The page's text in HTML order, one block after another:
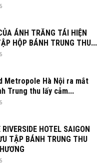
ÁNH TRĂNG TÁI HIỆN
HỘP BÁNH TRUNG THU...
Metropole Hà Nội ra mắt
Trung thu lấy cảm...
HOTEL SAIGON
TẬP BÁNH TRUNG THU